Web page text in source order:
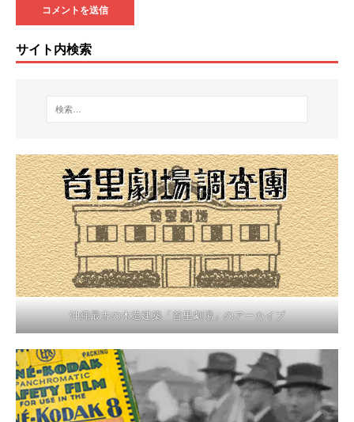
サイト内検索
沖縄最古の木造建築「首里劇場」のアーカイブ